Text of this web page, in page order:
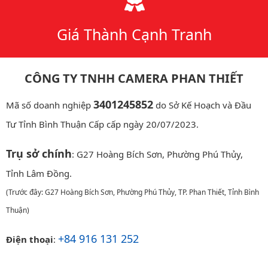
Giá Thành Cạnh Tranh
CÔNG TY TNHH CAMERA PHAN THIẾT
Mã số doanh nghiệp 3401245852 do Sở Kế Hoạch và Đầu
Tư Tỉnh Bình Thuận Cấp cấp ngày 20/07/2023.
Trụ sở chính: G27 Hoàng Bích Sơn, Phường Phú Thủy,
Tỉnh Lâm Đồng.
(Trước đây: G27 Hoàng Bích Sơn, Phường Phú Thủy, TP. Phan Thiết, Tỉnh Bình
Thuận)
Điện thoại: +84 916 131 252